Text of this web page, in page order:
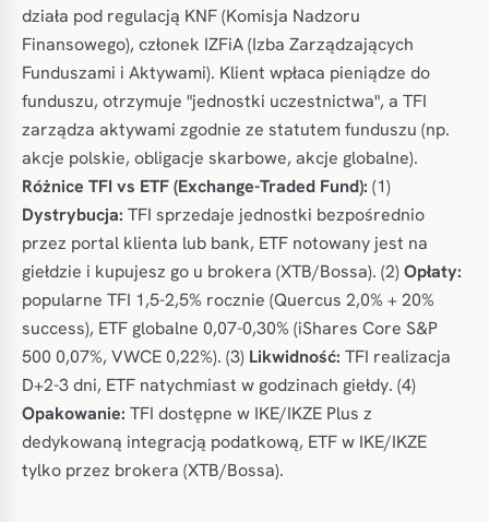
działa pod regulacją KNF (Komisja Nadzoru
Finansowego), członek IZFiA (Izba Zarządzających
Funduszami i Aktywami). Klient wpłaca pieniądze do
funduszu, otrzymuje "jednostki uczestnictwa", a TFI
zarządza aktywami zgodnie ze statutem funduszu (np.
akcje polskie, obligacje skarbowe, akcje globalne).
Różnice TFI vs ETF (Exchange-Traded Fund): (1)
Dystrybucja: TFI sprzedaje jednostki bezpośrednio
przez portal klienta lub bank, ETF notowany jest na
giełdzie i kupujesz go u brokera (XTB/Bossa). (2)Opłaty:
popularne TFI 1,5-2,5% rocznie (Quercus 2,0% + 20%
success), ETF globalne 0,07-0,30% (iShares Core S&P
500 0,07%, VWCE 0,22%). (3) Likwidność: TFI realizacja
D+2-3 dni, ETF natychmiast w godzinach giełdy. (4)
Opakowanie: TFI dostępne w IKE/IKZE Plus z
dedykowaną integracją podatkową, ETF w IKE/IKZE
tylko przez brokera (XTB/Bossa).